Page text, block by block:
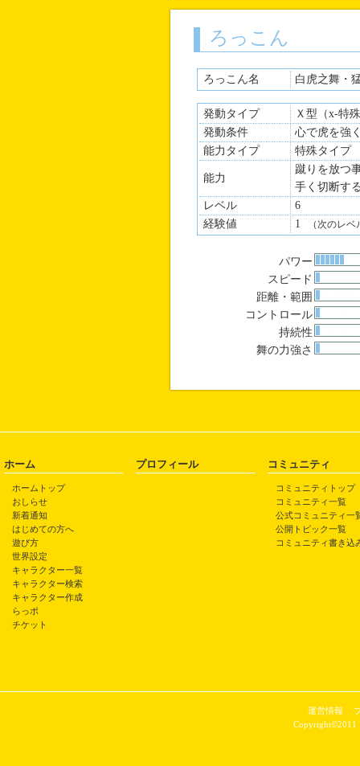
中でも鉤爪、鎖鎌、格闘、霊
ろっこん
ろっこん名 白虎之舞・
発動タイプ
Ｘ型（x-特
発動条件
心で虎を強
能力タイプ
特殊タイプ
能力
蹴りを放つ
手く切断す
レベル
6
経験値
1 （次のレ
パワー
スピード
距離・範囲
コントロール
持続性
舞の力強さ
ホーム
ホームトップ
おしらせ
新着通知
はじめての方へ
遊び方
世界設定
キャラクター一覧
キャラクター検索
キャラクター作成
らっポ
チケット
プロフィール コミュニティ
コミュニティトップ
コミュニティ一覧
公式コミュニティ一
公開トピック一覧
コミュニティ書き込
運営情報
Copyright©2011